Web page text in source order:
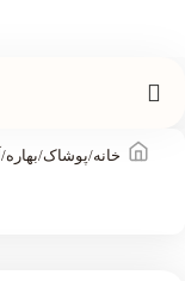
خانه/پوشاک/بهاره/